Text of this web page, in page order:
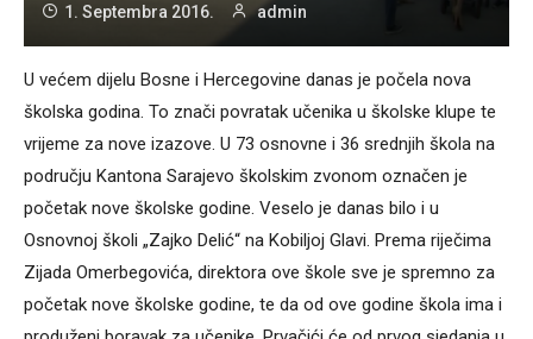
1. Septembra 2016. admin
U većem dijelu Bosne i Hercegovine danas je počela nova
školska godina. To znači povratak učenika u školske klupe te
vrijeme za nove izazove. U 73 osnovne i 36 srednjih škola na
području Kantona Sarajevo školskim zvonom označen je
početak nove školske godine. Veselo je danas bilo i u
Osnovnoj školi „Zajko Delić“ na Kobiljoj Glavi. Prema riječima
Zijada Omerbegovića, direktora ove škole sve je spremno za
početak nove školske godine, te da od ove godine škola ima i